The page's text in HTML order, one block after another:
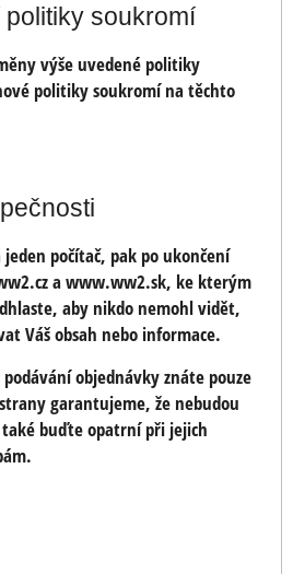
soukromí
výše uvedené politiky
politiky soukromí na těchto
jeden počítač, pak po ukončení
a www.ww2.sk, ke kterým
aby nikdo nemohl vidět,
Váš obsah nebo informace.
objednávky znáte pouze
garantujeme, že nebudou
buďte opatrní při jejich